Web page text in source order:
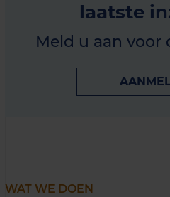
laatste
Meld u aan voor
WAT WE DOEN